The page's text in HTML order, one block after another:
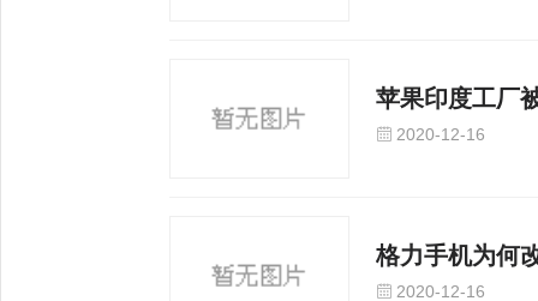
苹果印度工厂
2020-12-16
格力手机为何
2020-12-16